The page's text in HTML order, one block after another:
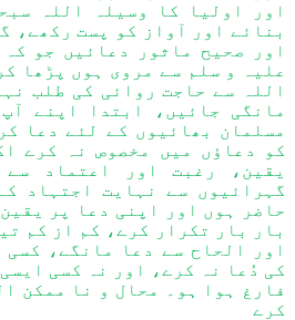
اور اولیا کا وسیلہ اللہ
بنائے اور آواز کو پست رکھے،
اور صحیح ماثور دعائیں جو
علیہ و سلم سے مروی ہوں پڑھا
اللہ سے حاجت روائی کی طلب
مانگی جائیں، ابتدا اپنے
مسلمان بھائیوں کے لئے دعا
کو دعاؤں میں مخصوص نہ کرے
یقین، رغبت اور اعتماد
گہرائیوں سے نہایت اجتہاد
حاضر ہوں اور اپنی دعا پر
بار بار تکرار کرے، کم از کم
اور الحاح سے دعا مانگے،
کی دُعا نہ کرے، اور نہ کسی
فارغ ہوا ہو۔ محال و نا ممکن
کرے